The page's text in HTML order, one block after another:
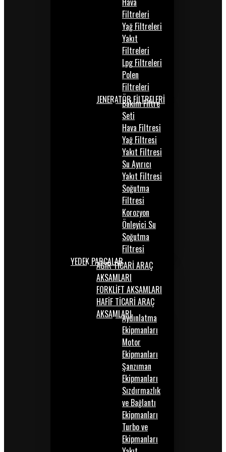
Filtreleri
Yağ Filtreleri
Yakıt
Filtreleri
Lpg Filtreleri
Polen
Filtreleri
JENERATÖR FİLTRELERİ
Bakım Filtre
Seti
Hava Filtresi
Yağ Filtresi
Yakıt Filtresi
Su Ayırıcı
Yakıt Filtresi
Soğutma
Filtresi
Korozyon
Önleyici Su
Soğutma
Filtresi
YEDEK PARÇALARAĞIR TİCARİ ARAÇ
AKSAMLARI
FORKLİFT AKSAMLARI
HAFİF TİCARİ ARAÇ
AKSAMLARIAydınlatma
Ekipmanları
Motor
Ekipmanları
Şanzıman
Ekipmanları
Sızdırmazlık
ve Bağlantı
Ekipmanları
Turbo ve
Ekipmanları